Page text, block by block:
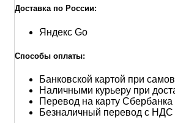
Доставка по России:
Яндекс Go
Способы оплаты:
Банковской картой при
Наличными курьеру при
Перевод на карту Сбербанка
Безналичный перевод с НДС